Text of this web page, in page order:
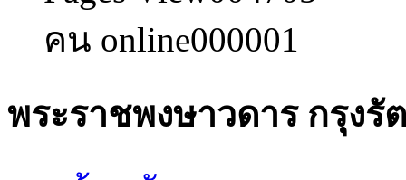
คน online000001
พระราชพงษาวดาร กรุงรั